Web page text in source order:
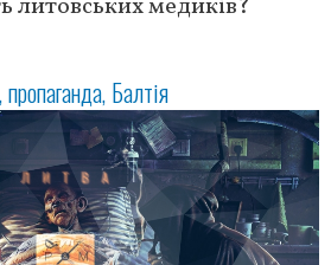
литовських медиків?
пропаганда Балтія